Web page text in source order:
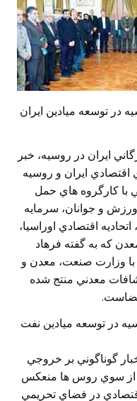
روسيه در توسعه ميادين ايران
ايران در روسيه، خبر
ايران و روسيه
با كارگروه هاي حمل
ورزش و جوانان، سرمايه
اقتصادي اوراسيا،
كه به گفته فرهاد
با وزارت صنعت، معدن و
معدني منتج شده
روسيه در توسعه ميادين نفت
گوناگوني بر خروجي
از سوي روس ها منعكس
در فضاي تحريمي